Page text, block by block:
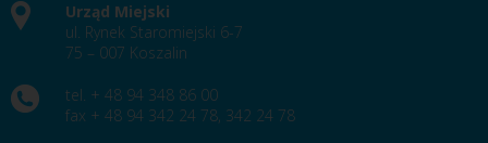
Urząd Miejski
ul. Rynek Staromiejski 6-7
75 – 007 Koszalin
tel. + 48 94 348 86 00
fax + 48 94 342 24 78, 342 24 78